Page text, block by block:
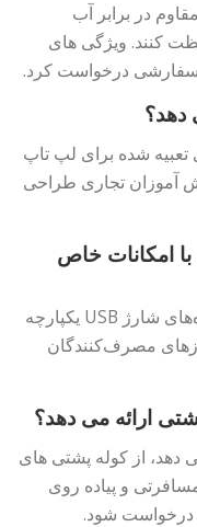
در برابر آب
کنند. ویژگی های
درخواست کرد.
تعبیه شده برای لپ تاپ
آموزان تجاری طراحی
با امکانات خاص
بله، ژنگ کوله‌پشتی‌های هوشمند با درگاه‌های شارژ USB یکپارچه
مصرف‌کنندگان
دهد، از کوله پشتی های
و پیاده روی
درخواست شود.